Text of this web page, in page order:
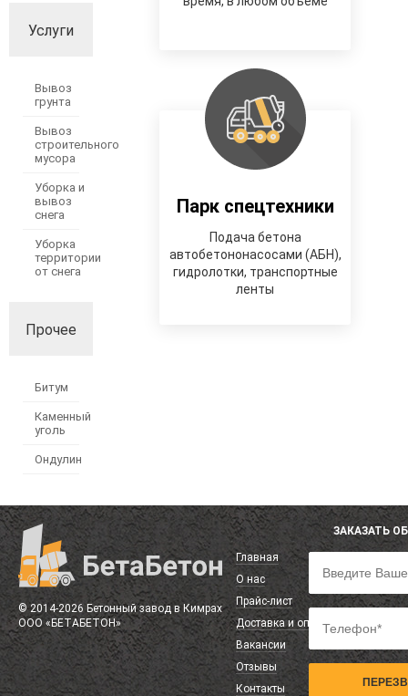
Услуги
Вывоз
грунта
Вывоз
строительного
мусора
Уборка и
вывоз
снега
Уборка
территории
от снега
Прочее
Битум
Каменный
уголь
Ондулин
Парк спецтехники
Подача бетона
автобетононасосами (АБН),
гидролотки, транспортные
ленты
© 2014-2026 Бетонный завод в Кимрах
ООО «БЕТАБЕТОН»
Главная
О нас
Прайс-лист
Доставка и оплата
Вакансии
Отзывы
Контакты
ЗАКАЗАТЬ